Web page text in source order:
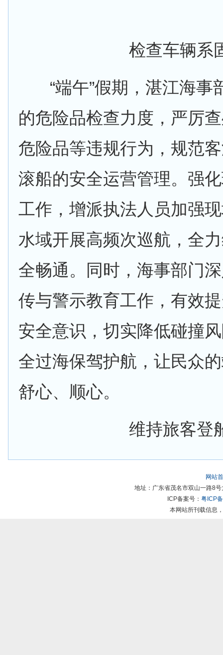
检查车辆系
“端午”假期，湛江海事
的危险品检查力度，严厉
危险品等违规行为，规范
滚船的安全运营管理。强
工作，增派执法人员加强
水域开展高频次巡航，全
全畅通。同时，海事部门
传与警示教育工作，有效
安全意识，切实降低碰撞
全过海保驾护航，让民众
舒心、顺心。
维持旅客登
网站
地址：广东省茂名市双山一路8
ICP备案号： 粤ICP
本网站所刊载信息